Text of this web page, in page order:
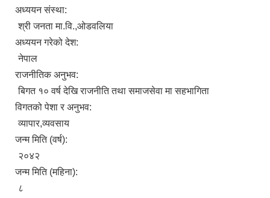
अध्ययन संस्था:
श्री जनता मा.वि.,ओडवलिया
अध्ययन गरेको देश:
नेपाल
राजनीतिक अनुभव:
बिगत १० वर्ष देखि राजनीति तथा समाजसेवा मा सहभागिता
विगतको पेशा र अनुभव:
व्यापार,व्यवसाय
जन्म मिति (वर्ष):
२०४२
जन्म मिति (महिना):
८